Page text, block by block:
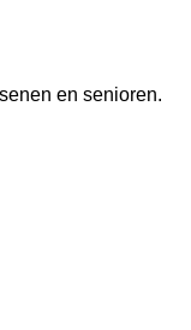
en senioren.